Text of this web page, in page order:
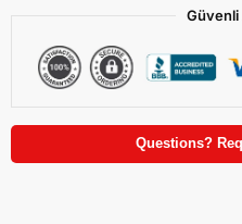
Güvenli
Questions?